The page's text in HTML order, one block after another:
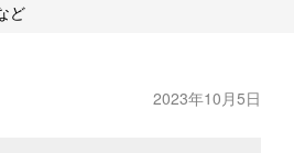
ど
2023年10月5日